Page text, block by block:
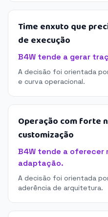
Time enxuto que
de execução
B4W tende a gerar
A decisão foi orientada
e curva operacional.
Operação com forte
customização
B4W tende a oferecer
adaptação.
A decisão foi orientada
aderência de arquitetura.